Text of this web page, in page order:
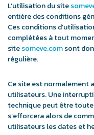
L’utilisation du site
entière des conditions
Ces conditions
complétées à tout
sitesomeve.comsont
régulière.
Ce site est normalement
utilisateurs. Une
technique peut être
s’efforcera alors de
utilisateurs les dates et